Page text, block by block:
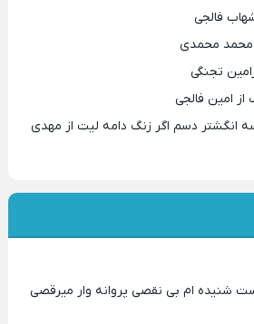
محمد محمدی
تجنگی
امین فالجی
انگشتر دسم اگر زنگ دامه لیت از مهدی
شنیده ام بی نقصی پروانه وار میرقصی